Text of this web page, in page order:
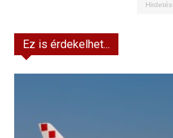
Hirdetés
Ez is érdekelhet...